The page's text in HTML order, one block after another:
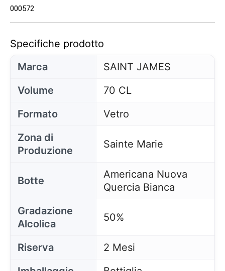
000572
Specifiche prodotto
Marca
SAINT JAMES
Volume
70 CL
Formato
Vetro
Zona di
Produzione
Sainte Marie
Botte
Americana Nuova
Quercia Bianca
Gradazione
Alcolica
50%
Riserva
2 Mesi